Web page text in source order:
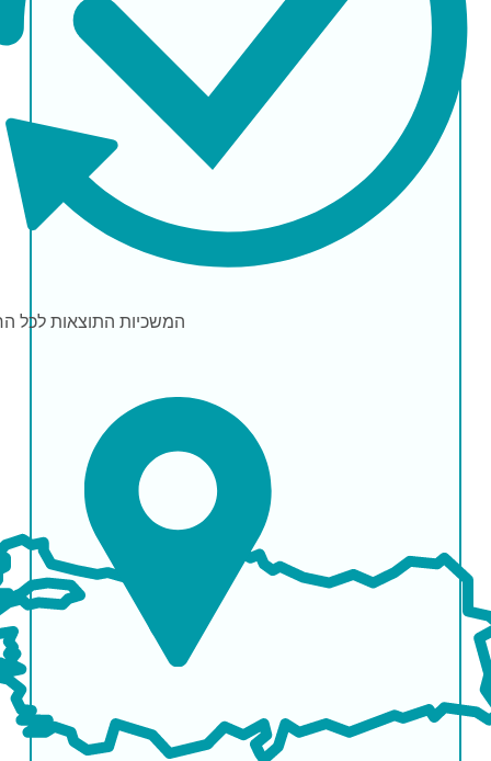
המשכיות התוצאות לכל